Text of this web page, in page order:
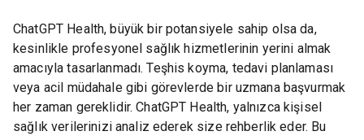
ChatGPT Health, büyük bir potansiyele sahip olsa da,
kesinlikle profesyonel sağlık hizmetlerinin yerini almak
amacıyla tasarlanmadı. Teşhis koyma, tedavi planlaması
veya acil müdahale gibi görevlerde bir uzmana başvurmak
her zaman gereklidir. ChatGPT Health, yalnızca kişisel
sağlık verilerinizi analiz ederek size rehberlik eder. Bu